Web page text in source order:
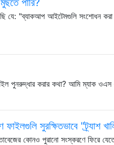
যে: "ব্যাকআপ আইটেমগুলি সংশোধন করা
পুনরুদ্ধার করার কথা? আমি ম্যাক
সুরক্ষিতভাবে "ট্র্যাশ
কোনও পুরানো সংস্করণে ফিরে